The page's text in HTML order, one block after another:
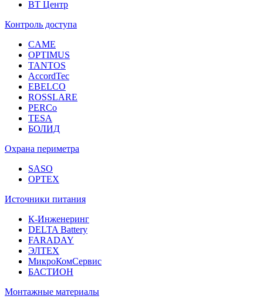
ВТ Центр
Контроль доступа
CAME
OPTIMUS
TANTOS
AccordTec
EBELCO
ROSSLARE
PERCo
TESA
БОЛИД
Охрана периметра
SASO
OPTEX
Источники питания
К-Инженеринг
DELTA Battery
FARADAY
ЭЛТЕХ
МикроКомСервис
БАСТИОН
Монтажные материалы